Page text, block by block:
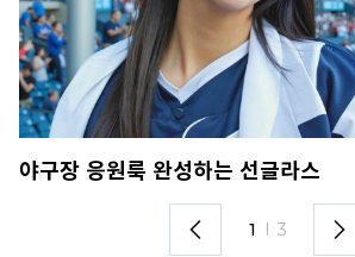
야구장 응원룩 완성하는 선글라스
1 3